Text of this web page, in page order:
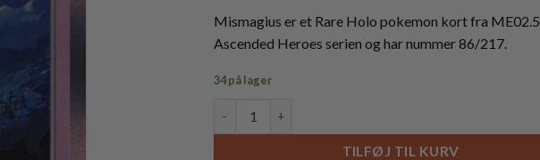
Mismagius er et Rare Holo pokemon kort fra ME02.5
Ascended Heroes serien og har nummer 86/217.
34 på lager
TILFØJ TIL KURV